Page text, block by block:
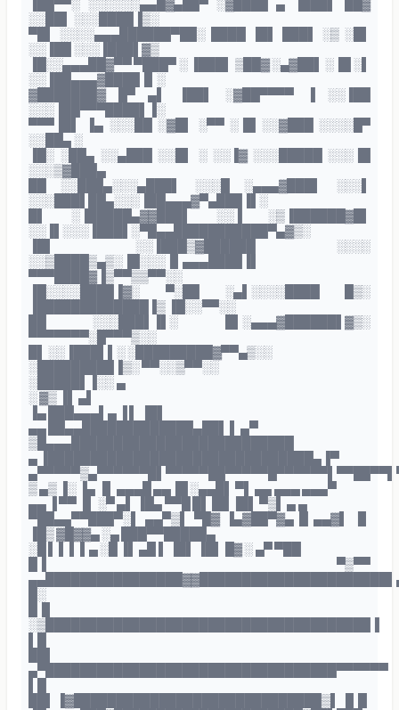
▐██▀▀░ ░░░░░░▄▄█▓▄██▀ ░▓████ ▄ ▐███▌ ██▓
░░██▌ ░░░████▐▒░
▀█▌ ░░░░▄▄▄██████▀██░ ████ ▐█▌ ███▌ ░▒ ░█▌
░░▐██ ░░░▐███▌▓▒
▐█░░▄▄▄██▓▀▀ ▀███▀ ░ ▐███▌ ▒██▓ ░▄▓██▌ ░▐█ ░▌
░░▐██▄▄▄▓████▐▌░
▓███████▓ █▀ ▄▌ ▐██▌ ░▓██▀▀▀▀ ▐ ░░▐██
░░░▐██▀▀▀████▌▐░
▀▀▀▐█▌ ▐▄ ░░░██ ░▓█▌ ░▀▀ ░▐█ ░░▓███ ░░░░█▀
░░██▄ ░
▐█░ ░██▄ ░░▄███ ░░█▌ ░ ░░▐▓ ░░░█████ ░░░▐█
░░░▒▓███▄
██ ░░███▄░░░▄███▌ ░░░█ ░▄▄▄▓███▌ ░░░▌
░░░███▌██▄░░░▐██▄▄▄▓▀▄███▐▌░
█▌ ░▐█████▄▓▓███▌ ░░▐ ░▒▐██████▓█▌
░░▐▌░░░▐███▌░▀█▄▄███████████▀▄▓▒░
▐█▌ ░░▐███▒▓██████ ░░░░
░░▒████▒▄▒░▐█░░░▐▌▄▄▄████▐▌
▀▀▀████▓▐▒▀▀▒▒▀▀░░
▐█░░░░████▐▓░ ▀░██ ░▄▌░░░░████ █▒░
▐█████████████▐▒ ▐█░░▀▀░░
██ ░░░███▌▐▌░ █▌░▄▄▄▓██████▌▓▒░
▀▀▀▀▀▀▀░█▀▀▀▒░░
█▌ ░░▐███▌▌░ ░█████████▓▀▀▄▒░░
░█████████▐▒░ ▀▀░░▒▀▀░░
░█████▌▐░░ ▄
░ ▓▒ ▐▌ ▄▌
▐▄ ███▄▄▄▌▄ ▐ ▌ ▐█▌
▄▄ ██▄▄█████████████▄██▌ ▌ ▄▀
▒█▄▄▄██████████████████████████
▄ ▐███████████████████████████████▄▐▀
▒ ▄▒ ▐░ ▐▄ ▐▌ ▄▄▄█ ▄▄▐█ ░▄▄█▌ ▀▌ ▄▄ ▄▄▄ ▄▄▄▀
▄▄ ▐ ▀▀ ▐▌ ░▀ ▄▌ ▐█▄ ▀▀█ █▌ ██ ▐█▌ ▀▒▌ ▄ ▄
▀██▄▄▀▀███▀░▌ ▄▄▀▒▌ ▀█▓ ▐▄▓██▀▓▄ █ ▄▄▓▌ ▐▌
▐█▒ ▓█▓▓▄ ░▄ ███▀▀█████▄
░█ ▌ ▌ ▌ ▌▄ ░█ ▐▌ ▄█ ▌ ▐█▌ ▐█▌ █▓ ░ ▄▀ ▀██
█▐ ▀▒▀▀
█░
░▒██████████████████████████████████████▐
▄▀██████████████████████████████████▀▀▀▀▀▀
██▌ ▐▓█████████████████████████████▒▌ ▐▌█